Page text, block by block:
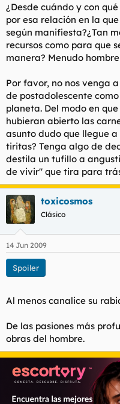
¿Desde cuándo y con
por esa relación en la
según manifiesta?¿Tan
recursos como para que
manera? Menudo
Por favor, no nos venga
de postadolescente
planeta. Del modo en
hubieran abierto las
asunto dudo que llegue
tiritas? Tenga algo de
destila un tufillo a
de vivir" que tira para
toxicosmos
Clásico
14 Jun 2009
Spoiler
Al menos canalice su
De las pasiones más
obras del hombre.